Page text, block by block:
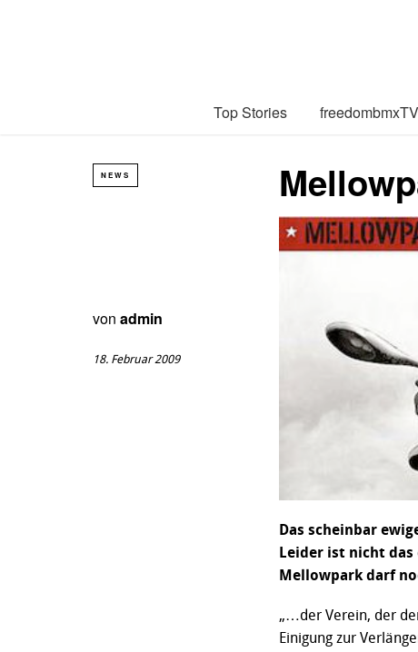
Top Stories freedombmxTV
NEWS
von admin
18. Februar 2009
Das scheinbar
Leider ist nicht das
Mellowpark darf
„…der Verein, der
Einigung zur